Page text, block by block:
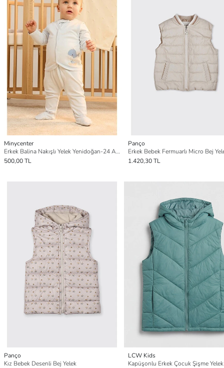
Minycenter
Erkek Balina Nakışlı Yelek Yenidoğan-24 Ay Mavi
500,00 TL
Panço
Erkek Bebek Fermuarlı Micro Bej
1.420,30 TL
Panço
Kız Bebek Desenli Bej Yelek
LCW Kids
Kapüşonlu Erkek Çocuk Şişme Yelek